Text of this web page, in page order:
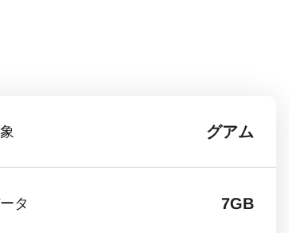
グアム
タ 7GB